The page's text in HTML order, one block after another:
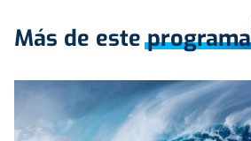
Más de este programa